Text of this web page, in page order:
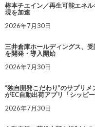
椿本チエイン／再生可能エネ
現を加速
2026年7月30日
三井倉庫ホールディングス、
を開発・導入開始
2026年7月30日
“独自開発こだわり”のサプリ
がEC自動出荷アプリ「シッピ
2026年7月30日